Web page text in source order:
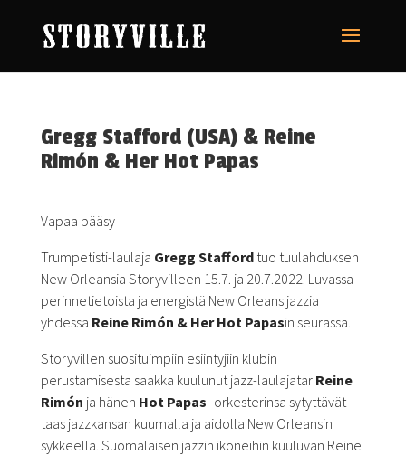
Gregg Stafford (USA) & Reine
Rimón & Her Hot Papas
Vapaa pääsy
Trumpetisti-laulaja Gregg Staffordtuo tuulahduksen
New Orleansia Storyvilleen 15.7. ja 20.7.2022. Luvassa
perinnetietoista ja energistä New Orleans jazzia
yhdessä Reine Rimón & Her Hot Papasin seurassa.
Storyvillen suosituimpiin esiintyjiin klubin
perustamisesta saakka kuulunut jazz-laulajatar Reine
Rimón ja hänen Hot Papas -orkesterinsa sytyttävät
taas jazzkansan kuumalla ja aidolla New Orleansin
sykkeellä. Suomalaisen jazzin ikoneihin kuuluvan Reine